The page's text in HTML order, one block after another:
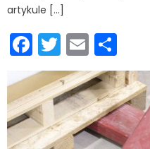
artykule […]
Facebook
Twitter
Email
się